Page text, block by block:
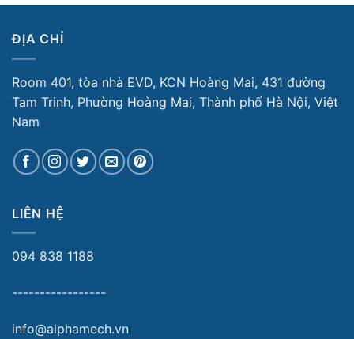
ĐỊA CHỈ
Room 401, tòa nhà EVD, KCN Hoàng Mai, 431 đường
Tam Trinh, Phường Hoàng Mai, Thành phố Hà Nội, Việt
Nam
LIÊN HỆ
094 838 1188
-----------------
info@alphamech.vn